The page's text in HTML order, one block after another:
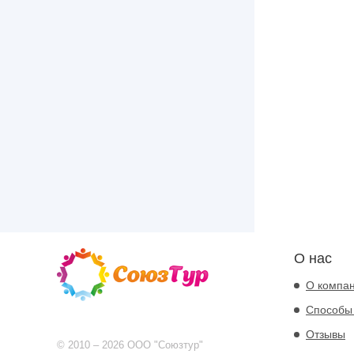
О нас
О
Способы
Отзывы
© 2010 – 2026 ООО "Союзтур"